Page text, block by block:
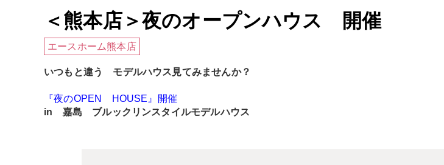
＜熊本店＞夜のオープンハウス 開催
エースホーム熊本店
いつもと違う モデルハウス見てみませんか？
『夜のOPEN HOUSE』開催
in 嘉島 ブルックリンスタイルモデルハウス